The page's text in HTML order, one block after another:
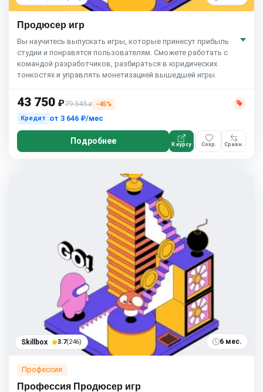
Продюсер игр
Вы научитесь выпускать игры, которые принесут прибыль
студии и понравятся пользователям. Сможете работать с
командой разработчиков, разбираться в юридических
тонкостях и управлять монетизацией вышедшей игры.
43 750 ₽79 545₽
−45%
Кредит
от 3 646 ₽/мес
Подробнее К курсу Сохр. Сравн.
Skillbox 3.7(246) 6 мес.
Профессия
Профессия Продюсер игр